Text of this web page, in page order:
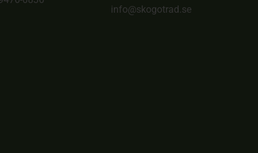
info@skogotrad.se